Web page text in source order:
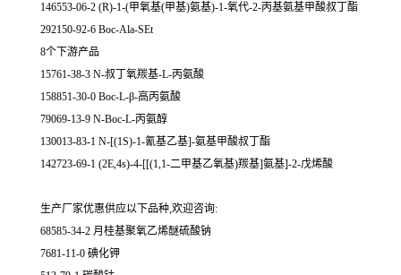
146553-06-2 (R)-1-(甲氧基(甲基)氨基)-1-氧代-2-丙基氨基甲酸叔丁酯
292150-92-6 Boc-Ala-SEt
8个下游产品
15761-38-3 N-叔丁氧羰基-L-丙氨酸
158851-30-0 Boc-L-β-高丙氨酸
79069-13-9 N-Boc-L-丙氨醇
130013-83-1 N-[(1S)-1-氰基乙基]-氨基甲酸叔丁酯
142723-69-1 (2E,4s)-4-[[(1,1-二甲基乙氧基)羰基]氨基]-2-戊烯酸
生产厂家优惠供应以下品种,欢迎咨询:
68585-34-2 月桂基聚氧乙烯醚硫酸钠
7681-11-0 碘化钾